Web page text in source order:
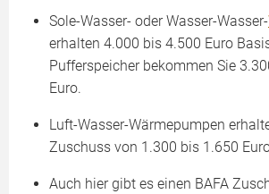
Sole-Wasser- oder Wasser-Wasser-
erhalten 4.000 bis 4.500 Euro
Pufferspeicher bekommen Sie
Euro.
Luft-Wasser-Wärmepumpen
Zuschuss von 1.300 bis 1.650
Auch hier gibt es einen BAFA